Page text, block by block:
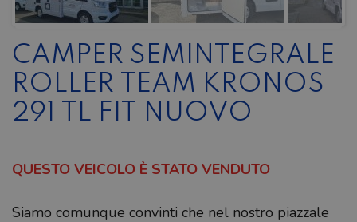
CAMPER SEMINTEGRALE
ROLLER TEAM KRONOS
291 TL FIT NUOVO
QUESTO VEICOLO È STATO VENDUTO
Siamo comunque convinti che nel nostro piazzale